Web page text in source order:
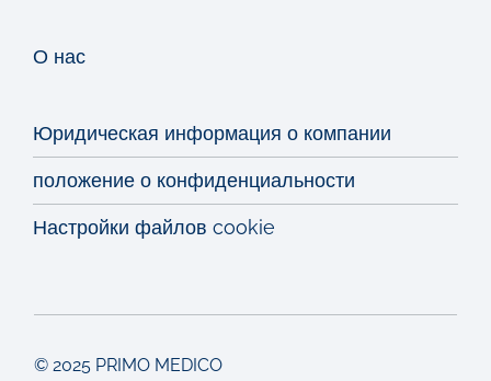
О нас
Юридическая информация о компании
положение о конфиденциальности
Настройки файлов cookie
© 2025 PRIMO MEDICO